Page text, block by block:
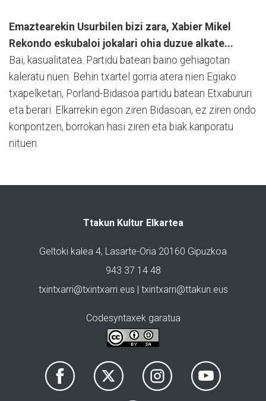
Emaztearekin Usurbilen bizi zara, Xabier Mikel
Rekondo eskubaloi jokalari ohia duzue alkate...
Bai, kasualitatea. Partidu batean baino gehiagotan
kaleratu nuen. Behin txartel gorria atera nien Egiako
txapelketan, Porland-Bidasoa partidu batean Etxabururi
eta berari. Elkarrekin egon ziren Bidasoan, ez ziren ondo
konpontzen, borrokan hasi ziren eta biak kanporatu
nituen.
Ttakun Kultur Elkartea
Geltoki kalea 4, Lasarte-Oria 20160 Gipuzkoa
943 37 14 48
txintxarri@txintxarri.eus | txintxarri@ttakun.eus
Codesyntaxek garatua